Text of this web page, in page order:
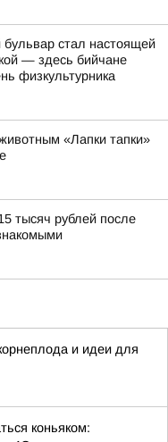
бульвар стал настоящей
— здесь бийчане
физкультурника
«Лапки тапки»
тысяч рублей после
и идеи для
коньяком: